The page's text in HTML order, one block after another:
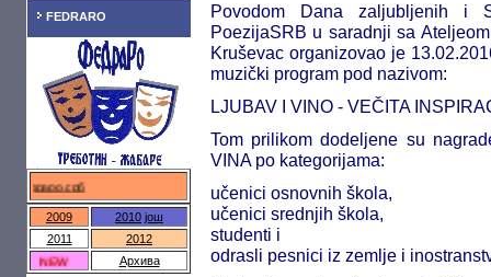
FEDRARO
2009 2010 још
2011
2012
NEW
Архива
Povodom Dana zaljubljenih i
PoezijaSRB u saradnji sa
Kruševac organizovao je
muzički program pod nazivom:
LJUBAV I VINO - VEČITA
Tom prilikom dodeljene su
VINA po kategorijama:
učenici osnovnih škola,
učenici srednjih škola,
studenti i
odrasli pesnici iz zemlje i